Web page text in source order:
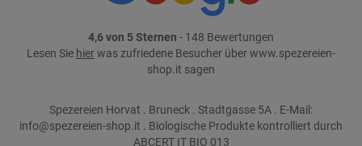
4,6 von 5 Sternen - 148 Bewertungen
Lesen Sie hierwas zufriedene Besucher über www.spezereien-
shop.it sagen
Spezereien Horvat . Bruneck . Stadtgasse 5A . E-Mail:
info@spezereien-shop.it . Biologische Produkte kontrolliert durch
ABCERT IT BIO 013